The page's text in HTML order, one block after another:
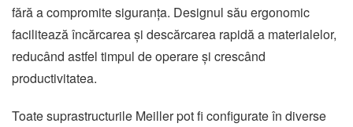
fără a compromite siguranța. Designul său ergonomic
facilitează încărcarea și descărcarea rapidă a materialelor,
reducând astfel timpul de operare și crescând
productivitatea.
Toate suprastructurile Meiller pot fi configurate în diverse